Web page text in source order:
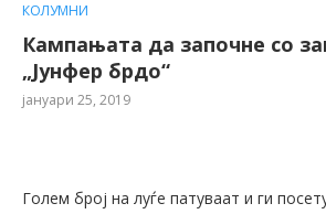
КОЛУМНИ
Кампањата да започне со
„Јунфер брдо“
јануари 25, 2019
Голем број на луѓе патуваат и ги